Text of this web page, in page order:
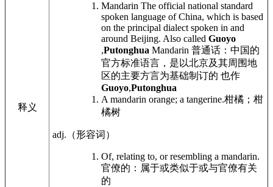
释义
Mandarin The official national standard
spoken language of China, which is based
on the principal dialect spoken in and
around Beijing. Also called Guoyo
,Putonghua Mandarin 普通话：中国的
官方标准语言，是以北京及其周围地
区的主要方言为基础制订的 也作
Guoyo,Putonghua
A mandarin orange; a tangerine.柑橘；柑
橘树
adj. （形容词）
Of, relating to, or resembling a mandarin.
官僚的：属于或类似于或与官僚有关
的